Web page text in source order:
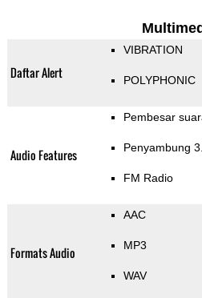
Daftar Alert
VIBRATION
POLYPHONIC
Audio Features
Pembesar
Penyambung
FM Radio
Formats Audio
AAC
MP3
WAV